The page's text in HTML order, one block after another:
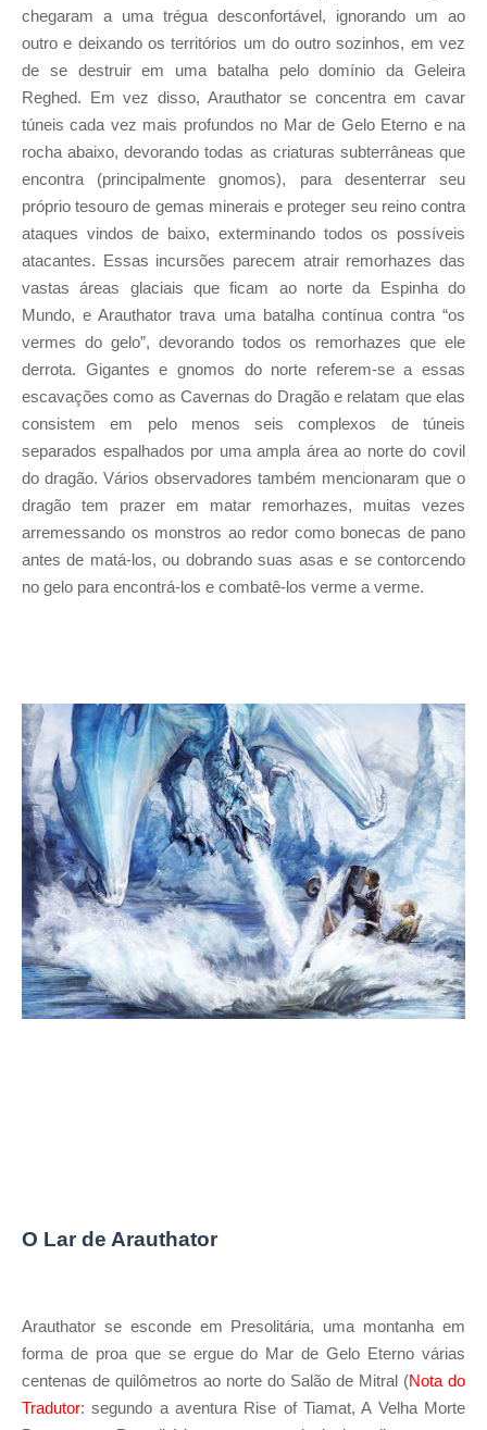
chegaram a uma trégua desconfortável, ignorando um ao
outro e deixando os territórios um do outro sozinhos, em vez
de se destruir em uma batalha pelo domínio da Geleira
Reghed. Em vez disso, Arauthator se concentra em cavar
túneis cada vez mais profundos no Mar de Gelo Eterno e na
rocha abaixo, devorando todas as criaturas subterrâneas que
encontra (principalmente gnomos), para desenterrar seu
próprio tesouro de gemas minerais e proteger seu reino contra
ataques vindos de baixo, exterminando todos os possíveis
atacantes. Essas incursões parecem atrair remorhazes das
vastas áreas glaciais que ficam ao norte da Espinha do
Mundo, e Arauthator trava uma batalha contínua contra “os
vermes do gelo”, devorando todos os remorhazes que ele
derrota. Gigantes e gnomos do norte referem-se a essas
escavações como as Cavernas do Dragão e relatam que elas
consistem em pelo menos seis complexos de túneis
separados espalhados por uma ampla área ao norte do covil
do dragão. Vários observadores também mencionaram que o
dragão tem prazer em matar remorhazes, muitas vezes
arremessando os monstros ao redor como bonecas de pano
antes de matá-los, ou dobrando suas asas e se contorcendo
no gelo para encontrá-los e combatê-los verme a verme.
O Lar de Arauthator
Arauthator se esconde em Presolitária, uma montanha em
forma de proa que se ergue do Mar de Gelo Eterno várias
centenas de quilômetros ao norte do Salão de Mitral (Nota do
Tradutor: segundo a aventura Rise of Tiamat, A Velha Morte